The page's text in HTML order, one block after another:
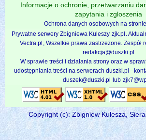
Informacje o ochronie, przetwarzaniu
zapytania i zgloszenia
Ochrona danych osobowych na
Prywatne serwery Zbigniewa Kuleszy zjk.pl .
Vectra.pl , Wszelkie prawa zastrzeżone. Zespół
redakcja@duszki.pl
W sprawie treści i działania strony oraz w
udostępniania treści na serwerach duszki.pl -
duszek@duszki.pl lub
Copyright (c): Zbigniew Kulesza,